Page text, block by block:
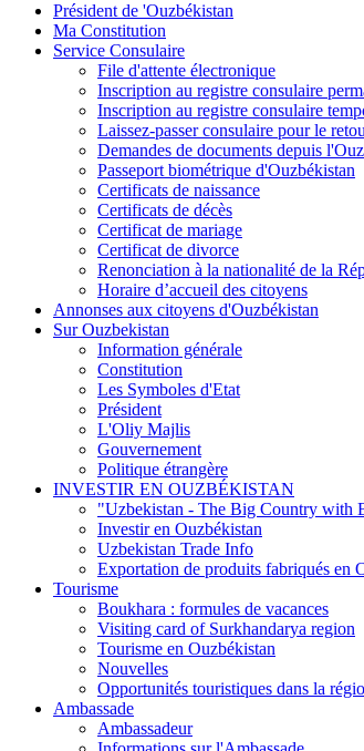
Président de 'Ouzbékistan
Ma Constitution
Service Consulaire
File d'attente électronique
Inscription au registre consulaire
Inscription au registre consulaire
Laissez-passer consulaire pour le
Demandes de documents depuis
Passeport biométrique d'Ouzbékistan
Certificats de naissance
Certificats de décès
Certificat de mariage
Certificat de divorce
Renonciation à la nationalité de la
Horaire d’accueil des citoyens
Annonses aux citoyens d'Ouzbékistan
Sur Ouzbekistan
Information générale
Constitution
Les Symboles d'Etat
Président
L'Oliy Majlis
Gouvernement
Politique étrangère
INVESTIR EN OUZBÉKISTAN
"Uzbekistan - The Big Country with
Investir en Ouzbékistan
Uzbekistan Trade Info
Exportation de produits fabriqués en
Tourisme
Boukhara : formules de vacances
Visiting card of Surkhandarya region
Tourisme en Ouzbékistan
Nouvelles
Opportunités touristiques dans la
Ambassade
Ambassadeur